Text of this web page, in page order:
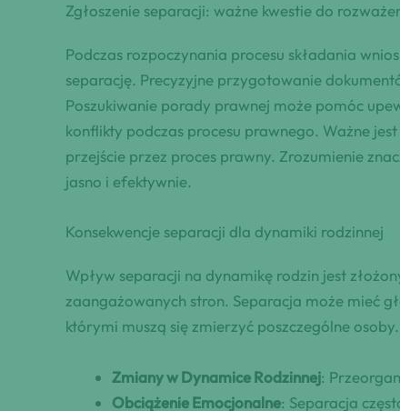
Zgłoszenie separacji: ważne kwestie do
Podczas rozpoczynania procesu składania
separację. Precyzyjne przygotowanie
Poszukiwanie porady prawnej może pomóc
konflikty podczas procesu prawnego. Ważne
przejście przez proces prawny. Zrozumienie
jasno i efektywnie.
Konsekwencje separacji dla dynamiki rodzinnej
Wpływ separacji na dynamikę rodzin jest
zaangażowanych stron. Separacja może mieć
którymi muszą się zmierzyć poszczególne
Zmiany w Dynamice Rodzinnej:
Obciążenie Emocjonalne: Separacja